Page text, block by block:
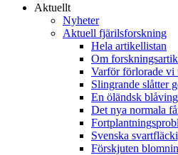
Aktuellt
Nyheter
Aktuell fjärilsforskning
Hela artikellistan
Om
Varför förlorade vi
Slingrande slåtter
En öländsk
Det nya normala
Svenska
Förskjuten